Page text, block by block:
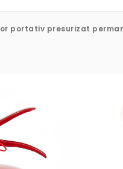
portativ presurizat